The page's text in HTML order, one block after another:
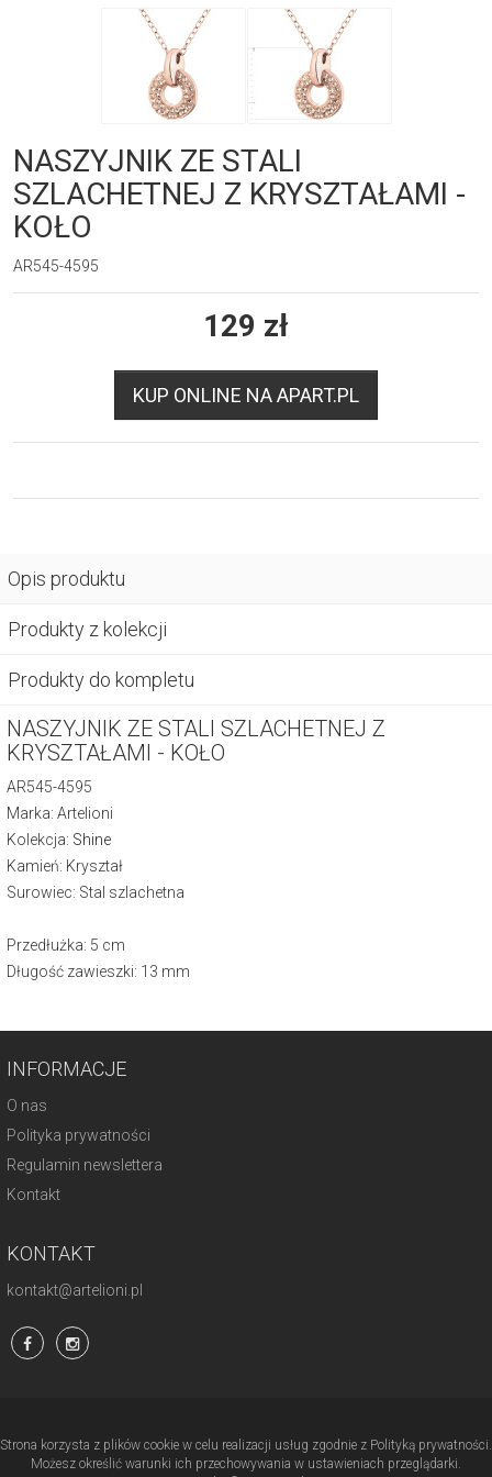
NASZYJNIK ZE STALI
SZLACHETNEJ Z KRYSZTAŁAMI -
KOŁO
AR545-4595
129 zł
KUP ONLINE NA APART.PL
Opis produktu
Produkty z kolekcji
Produkty do kompletu
NASZYJNIK ZE STALI SZLACHETNEJ Z
KRYSZTAŁAMI - KOŁO
AR545-4595
Marka: Artelioni
Kolekcja: Shine
Kamień: Kryształ
Surowiec: Stal szlachetna
Przedłużka: 5 cm
Długość zawieszki: 13 mm
INFORMACJE
O nas
Polityka prywatności
Regulamin newslettera
Kontakt
KONTAKT
kontakt@artelioni.pl
Strona korzysta z plików cookie w celu realizacji usług zgodnie z Polityką prywatności.
Możesz określić warunki ich przechowywania w ustawieniach przeglądarki.